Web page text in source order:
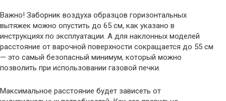
Важно! Заборник воздуха образцов горизонтальных
вытяжек можно опустить до 65 см, как указано в
инструкциях по эксплуатации. А для наклонных моделей
расстояние от варочной поверхности сокращается до 55 см
— это самый безопасный минимум, который можно
позволить при использовании газовой печки.
Максимальное расстояние будет зависеть от